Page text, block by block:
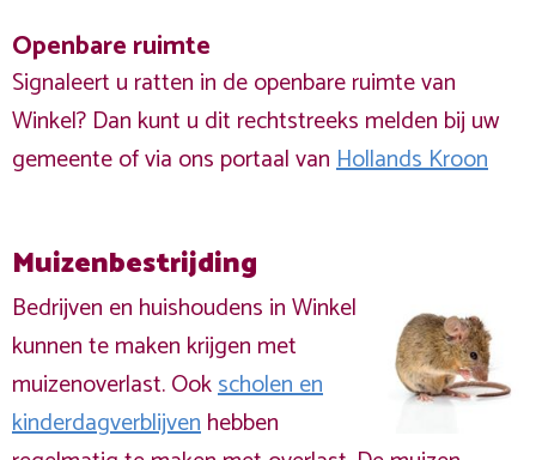
Openbare ruimte
Signaleert u ratten in de openbare ruimte van
Winkel? Dan kunt u dit rechtstreeks melden bij uw
gemeente of via ons portaal vanHollands Kroon
Muizenbestrijding
Bedrijven en huishoudens in Winkel
kunnen te maken krijgen met
muizenoverlast. Ookscholen en
kinderdagverblijvenhebben